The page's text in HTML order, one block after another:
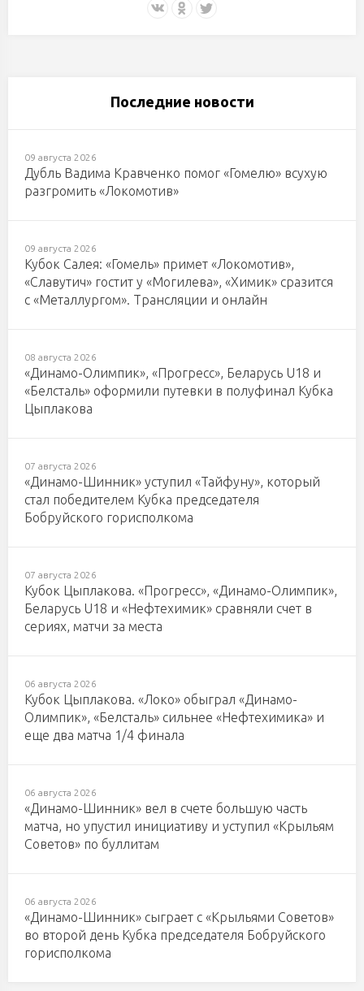
Последние новости
09 августа 2026
Дубль Вадима Кравченко помог «Гомелю» всухую
разгромить «Локомотив»
09 августа 2026
Кубок Салея: «Гомель» примет «Локомотив»,
«Славутич» гостит у «Могилева», «Химик» сразится
с «Металлургом». Трансляции и онлайн
08 августа 2026
«Динамо-Олимпик», «Прогресс», Беларусь U18 и
«Белсталь» оформили путевки в полуфинал Кубка
Цыплакова
07 августа 2026
«Динамо-Шинник» уступил «Тайфуну», который
стал победителем Кубка председателя
Бобруйского горисполкома
07 августа 2026
Кубок Цыплакова. «Прогресс», «Динамо-Олимпик»,
Беларусь U18 и «Нефтехимик» сравняли счет в
сериях, матчи за места
06 августа 2026
Кубок Цыплакова. «Локо» обыграл «Динамо-
Олимпик», «Белсталь» сильнее «Нефтехимика» и
еще два матча 1/4 финала
06 августа 2026
«Динамо-Шинник» вел в счете большую часть
матча, но упустил инициативу и уступил «Крыльям
Советов» по буллитам
06 августа 2026
«Динамо-Шинник» сыграет с «Крыльями Советов»
во второй день Кубка председателя Бобруйского
горисполкома